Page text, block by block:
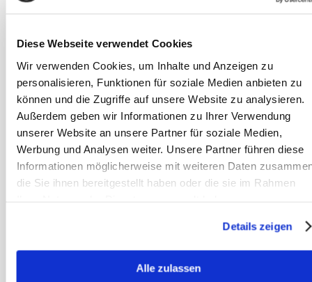
Diese Webseite verwendet Cookies
Wir verwenden Cookies, um Inhalte und Anzeigen zu
personalisieren, Funktionen für soziale Medien anbieten zu
können und die Zugriffe auf unsere Website zu analysieren.
Außerdem geben wir Informationen zu Ihrer Verwendung
unserer Website an unsere Partner für soziale Medien,
Werbung und Analysen weiter. Unsere Partner führen diese
Informationen möglicherweise mit weiteren Daten
die Sie ihnen bereitgestellt haben oder die sie im Rahmen
Details zeigen
Alle zulassen
paard een aangenamere, veiligere
partner – en jou een betrouwbaardere
partner voor het paard.
Rekening houden met
weersomstandigheden
Niet elk weertype leent zich even goed
voor grondwerk. Bij harde wind kunnen
zijn; kies dan rustiger oefeningen of